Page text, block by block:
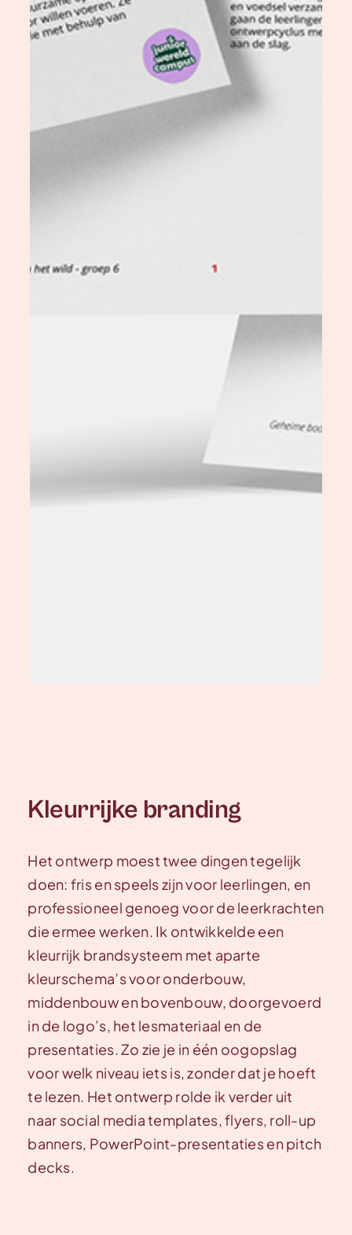
Kleurrijke branding
Het ontwerp moest twee dingen tegelijk
doen: fris en speels zijn voor leerlingen, en
professioneel genoeg voor de leerkrachten
die ermee werken. Ik ontwikkelde een
kleurrijk brandsysteem met aparte
kleurschema’s voor onderbouw,
middenbouw en bovenbouw, doorgevoerd
in de logo’s, het lesmateriaal en de
presentaties. Zo zie je in één oogopslag
voor welk niveau iets is, zonder dat je hoeft
te lezen. Het ontwerp rolde ik verder uit
naar social media templates, flyers, roll-up
banners, PowerPoint-presentaties en pitch
decks.